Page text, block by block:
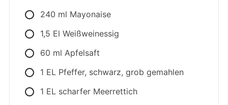
240 ml Mayonaise
1,5 El Weißweinessig
60 ml Apfelsaft
1 EL Pfeffer, schwarz, grob gemahlen
1 EL scharfer Meerrettich